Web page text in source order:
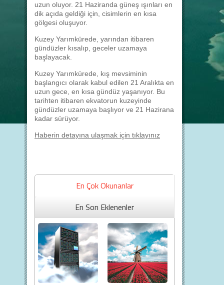
uzun oluyor. 21 Haziranda güneş ışınları en
dik açıda geldiği için, cisimlerin en kısa
gölgesi oluşuyor.
Kuzey Yarımkürede, yarından itibaren
gündüzler kısalıp, geceler uzamaya
başlayacak.
Kuzey Yarımkürede, kış mevsiminin
başlangıcı olarak kabul edilen 21 Aralıkta en
uzun gece, en kısa gündüz yaşanıyor. Bu
tarihten itibaren ekvatorun kuzeyinde
gündüzler uzamaya başlıyor ve 21 Hazirana
kadar sürüyor.
Haberin detayına ulaşmak için tıklayınız
En Çok Okunanlar
En Son Eklenenler